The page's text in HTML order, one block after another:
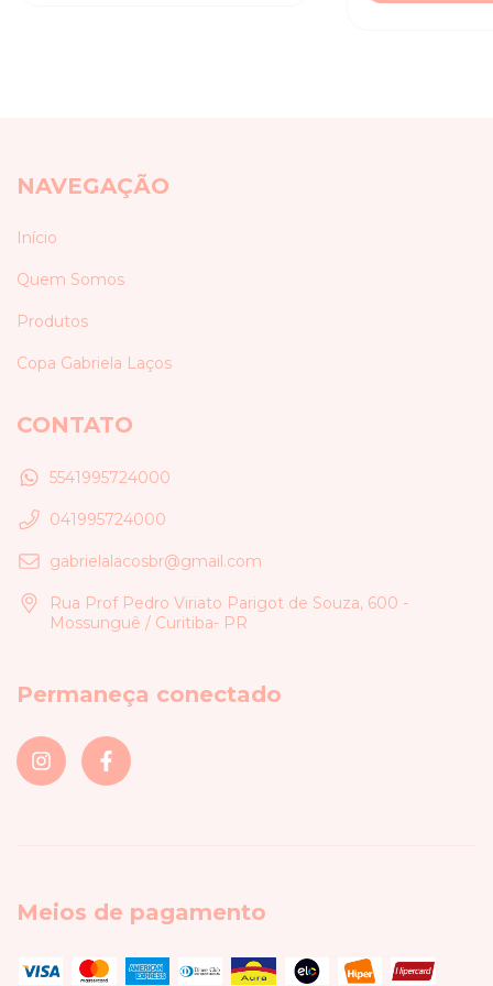
NAVEGAÇÃO
Início
Quem Somos
Produtos
Copa Gabriela Laços
CONTATO
5541995724000
041995724000
gabrielalacosbr@gmail.com
Rua Prof Pedro Viriato Parigot de Souza, 600 -
Mossunguê / Curitiba- PR
Permaneça conectado
Meios de pagamento